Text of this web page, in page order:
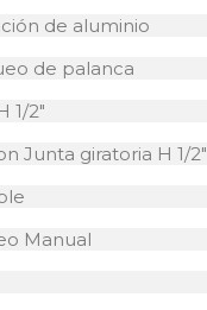
de aluminio
de palanca
1/2"
Junta giratoria H 1/2"
Manual